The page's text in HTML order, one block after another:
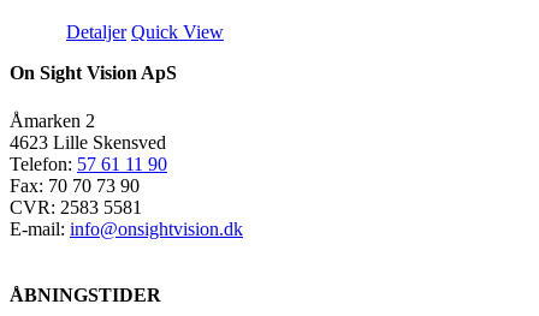
Detaljer Quick View
On Sight Vision ApS
Åmarken 2
4623 Lille Skensved
Telefon: 57 61 11 90
Fax: 70 70 73 90
CVR: 2583 5581
E-mail: info@onsightvision.dk
ÅBNINGSTIDER